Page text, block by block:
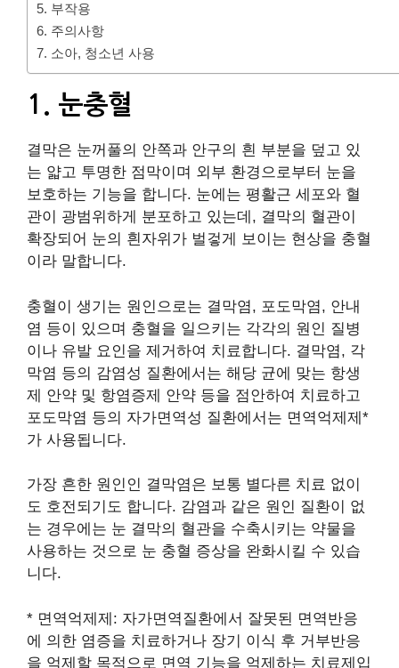
5. 부작용
6. 주의사항
7. 소아, 청소년 사용
1. 눈충혈
결막은 눈꺼풀의 안쪽과 안구의 흰 부분을 덮고 있
는 얇고 투명한 점막이며 외부 환경으로부터 눈을
보호하는 기능을 합니다. 눈에는 평활근 세포와 혈
관이 광범위하게 분포하고 있는데, 결막의 혈관이
확장되어 눈의 흰자위가 벌겋게 보이는 현상을 충혈
이라 말합니다.
충혈이 생기는 원인으로는 결막염, 포도막염, 안내
염 등이 있으며 충혈을 일으키는 각각의 원인 질병
이나 유발 요인을 제거하여 치료합니다. 결막염, 각
막염 등의 감염성 질환에서는 해당 균에 맞는 항생
제 안약 및 항염증제 안약 등을 점안하여 치료하고
포도막염 등의 자가면역성 질환에서는 면역억제제*
가 사용됩니다.
가장 흔한 원인인 결막염은 보통 별다른 치료 없이
도 호전되기도 합니다. 감염과 같은 원인 질환이 없
는 경우에는 눈 결막의 혈관을 수축시키는 약물을
사용하는 것으로 눈 충혈 증상을 완화시킬 수 있습
니다.
* 면역억제제: 자가면역질환에서 잘못된 면역반응
에 의한 염증을 치료하거나 장기 이식 후 거부반응
을 억제할 목적으로 면역 기능을 억제하는 치료제입